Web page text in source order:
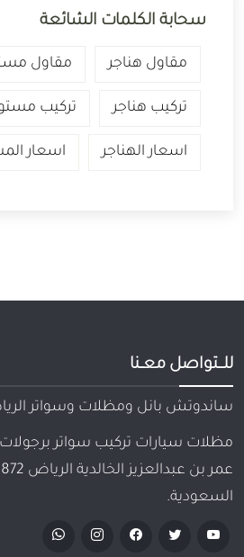
سحابة الكلمات الشائعة
مقاول هناجر مقاول
تركيب هناجر تركيب
اسعار الهناجر اسعار
للـــتواصل معــنا
ساندوتش بانل ومظلات وسواتر
مظلات سيارات تركيب سواتر
السعودية.